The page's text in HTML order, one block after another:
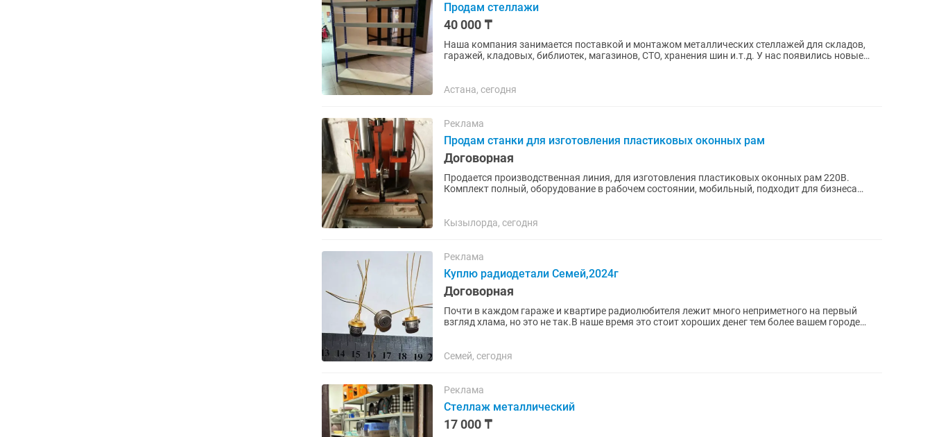
Продам стеллажи
40 000 ₸
Наша компания занимается поставкой и монтажом металлических стеллажей для складов,
гаражей, кладовых, библиотек, магазинов, СТО, хранения шин и.т.д. У нас появились новые
Астана, сегодня
Реклама
Продам станки для изготовления пластиковых оконных рам
Договорная
Продается производственная линия, для изготовления пластиковых оконных рам 220В.
Комплект полный, оборудование в рабочем состоянии, мобильный, подходит для бизнеса
Кызылорда, сегодня
Реклама
Куплю радиодетали Семей,2024г
Договорная
Почти в каждом гараже и квартире радиолюбителя лежит много неприметного на первый
взгляд хлама, но это не так.В наше время это стоит хороших денег тем более вашем городе
Семей, сегодня
Реклама
Стеллаж металлический
17 000 ₸